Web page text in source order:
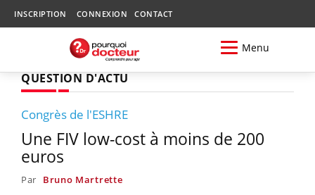
INSCRIPTION CONNEXION CONTACT
Menu
QUESTION D'ACTU
Congrès de l'ESHRE
Une FIV low-cost à moins de 200
euros
Par Bruno Martrette